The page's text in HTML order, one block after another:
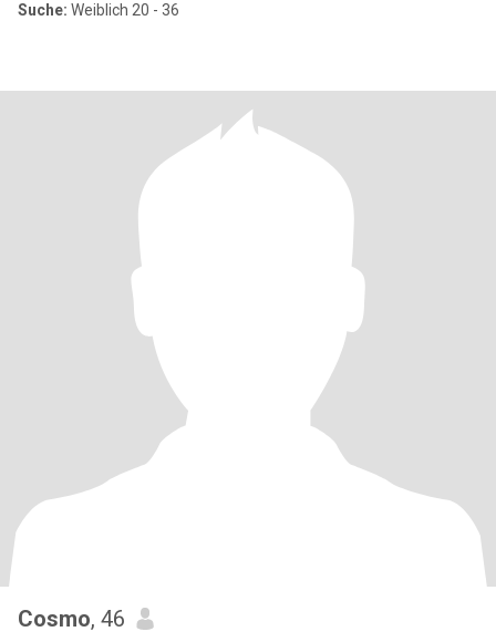
Suche: Weiblich 20 - 36
Cosmo, 46